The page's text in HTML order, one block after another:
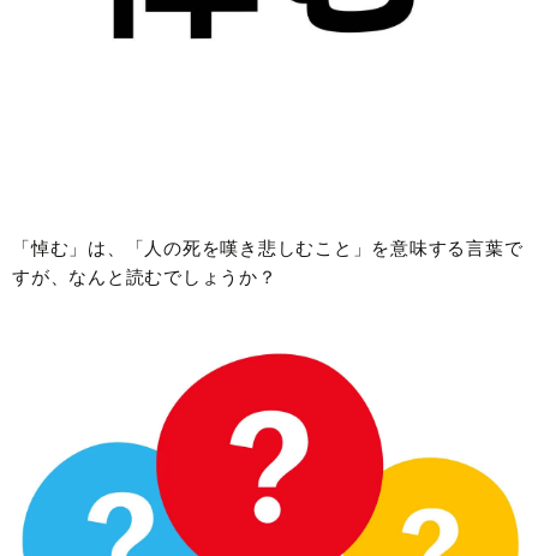
「悼む」は、「人の死を嘆き悲しむこと」を意味する言葉で
すが、なんと読むでしょうか？